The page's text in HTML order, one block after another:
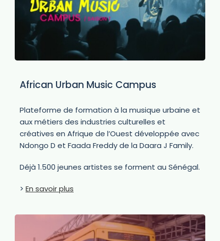
African Urban Music Campus
Plateforme de formation à la musique urbaine et
aux métiers des industries culturelles et
créatives en Afrique de l’Ouest développée avec
Ndongo D et Faada Freddy de la Daara J Family.
Déjà 1.500 jeunes artistes se forment au Sénégal.
> En savoir plus